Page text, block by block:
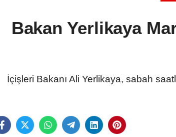
Bakan Yerlikaya
İçişleri Bakanı Ali Yerlikaya, sabah